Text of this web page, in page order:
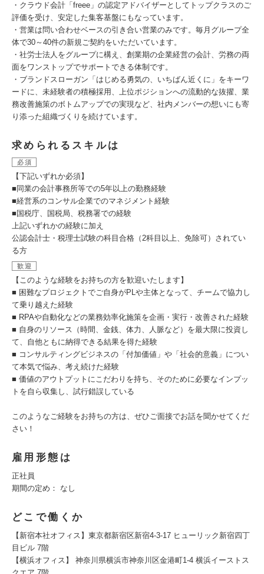
・クラウド会計「freee」の認定アドバイザーとしてトップクラスのご
評価を受け、安定した集客基盤にもなっています。
・営業は問い合わせベースの引き合い営業のみです。毎月グループ全
体で30～40件の新規ご契約をいただいています。
・社労士法人をグループに構え、創業期の企業経営の会計、労務の両
面をワンストップでサポートできる体制です。
・ブランドスローガン「はじめる勇気の、いちばん近くに」をキーワ
ードに、未経験者の積極採用、上位ポジションへの流動的な抜擢、業
務改善施策のボトムアップでの実現など、社内メンバーの想いにも寄
り添った組織づくりを続けています。
求められるスキルは
必須
【下記いずれか必須】
■同業の会計事務所等での5年以上の勤務経験
■経営系のコンサル企業でのマネジメント経験
■国税庁、国税局、税務署での経験
上記いずれかの経験に加え
公認会計士・税理士試験の科目合格（2科目以上、免除可）されてい
る方
歓迎
【このような経験をお持ちの方を歓迎いたします】
■ 困難なプロジェクトでご自身がPLや主体となって、チームで協力し
て乗り越えた経験
■ RPAや自動化などの業務効率化施策を企画・実行・改善された経験
■ 自身のリソース（時間、金銭、体力、人脈など）を最大限に投資し
て、自他ともに納得できる結果を得た経験
■ コンサルティングビジネスの「付加価値」や「社会的意義」につい
て本気で悩み、考え続けた経験
■ 価値のアウトプットにこだわりを持ち、そのために必要なインプッ
トを自ら収集し、試行錯誤している
このようなご経験をお持ちの方は、ぜひご面接でお話を聞かせてくだ
さい！
雇用形態は
正社員
期間の定め： なし
どこで働くか
【新宿本社オフィス】東京都新宿区新宿4-3-17 ヒューリック新宿四丁
目ビル 7階
【横浜オフィス】 神奈川県横浜市神奈川区金港町1-4 横浜イーストス